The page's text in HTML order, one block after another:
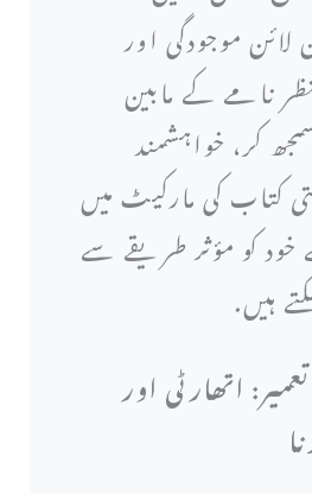
موجودگی اور
نامے کے مابین
کر، خواہشمند
کتاب کی مارکیٹ میں
کو مؤثر طریقے سے
ہیں.
اتھارٹی اور